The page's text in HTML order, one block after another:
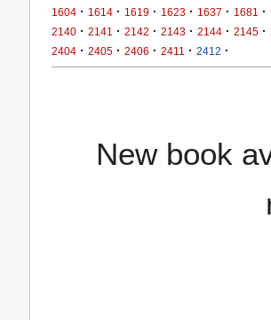
1604 · 1614 · 1619 · 1623 · 1637 · 1681 ·
2140 · 2141 · 2142 · 2143 · 2144 · 2145 ·
2404 · 2405 · 2406 · 2411 · 2412 ·
New book